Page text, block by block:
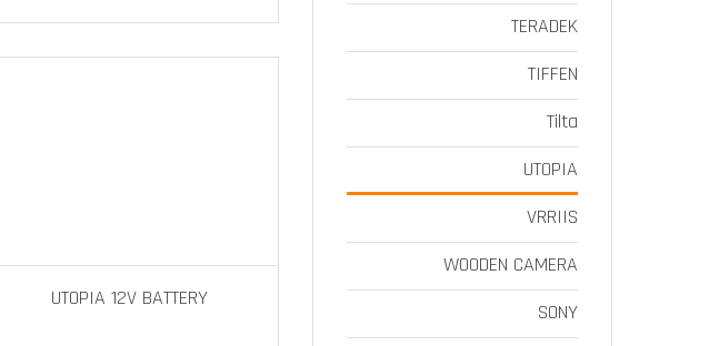
TERADEK
TIFFEN
Tilta
UTOPIA
VRRIIS
WOODEN CAMERA
SONY
UTOPIA 12V BATTERY